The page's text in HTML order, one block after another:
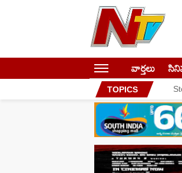
వార్తలు
TOPICS